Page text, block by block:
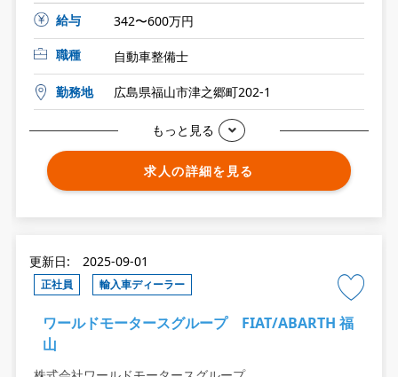
給与
342〜600万円
職種
自動車整備士
勤務地 広島県福山市津之郷町202-1
もっと見る
求人の詳細を見る
更新日: 2025-09-01
正社員 輸入車ディーラー
ワールドモータースグループ FIAT/ABARTH 福
山